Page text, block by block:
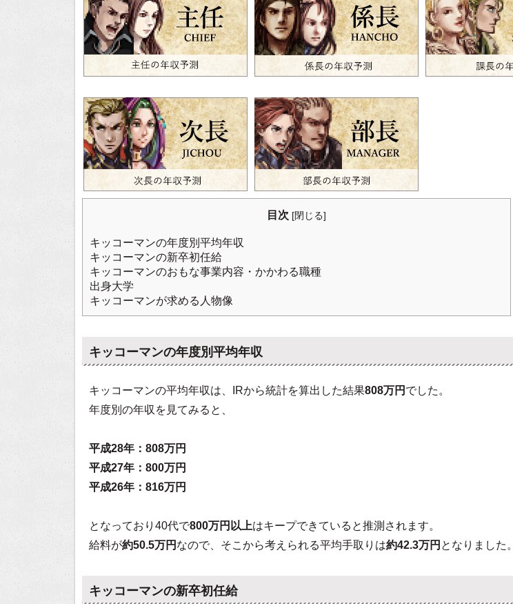
目次 [閉じる]
キッコーマンの年度別平均年収
キッコーマンの新卒初任給
キッコーマンのおもな事業内容・かかわる職種
出身大学
キッコーマンが求める人物像
キッコーマンの年度別平均年収
キッコーマンの平均年収は、IRから統計を算出した結果808万円 でした。
年度別の年収を見てみると、
平成28年：808万円
平成27年：800万円
平成26年：816万円
となっており40代で800万円以上はキープできていると推測されます。
給料が約50.5万円 なので、そこから考えられる平均手取りは約42.3万円 となりました。
キッコーマンの新卒初任給